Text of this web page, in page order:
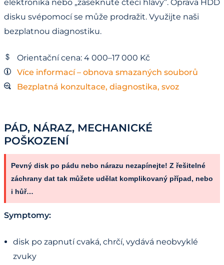
elektronika nebo „zaseknuté čtecí hlavy”. Oprava HDD
disku svépomocí se může prodražit. Využijte naši
bezplatnou diagnostiku.
Orientační cena: 4 000–17 000 Kč
Více informací – obnova smazaných souborů
Bezplatná konzultace, diagnostika, svoz
PÁD, NÁRAZ, MECHANICKÉ
POŠKOZENÍ
Pevný disk po pádu nebo nárazu nezapínejte! Z řešitelné
záchrany dat tak můžete udělat komplikovaný případ, nebo
i hůř…
Symptomy:
disk po zapnutí cvaká, chrčí, vydává neobvyklé
zvuky